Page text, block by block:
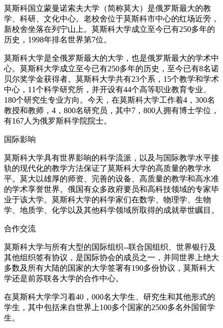
莫斯科国立蒙曼诺索夫大学（简称莫大）是俄罗斯最大的教
学、科研、文化中心。老校舍位于莫斯科市中心的红场近旁，
新校舍坐落在列宁山上。莫斯科大学成立至今已有250多年的
历史，1998年排名世界第7位。
莫斯科大学是全俄罗斯最大的大学，也是俄罗斯最大的学术中
心。莫斯科大学成立至今已有250多年的历史，至今已有8名诺
贝尔奖学金获得者。莫斯科大学共有23个系，15个教学和学术
中心，11个科学研究所，并开设有44个高等职业教育专业、
180个研究生专业方向。今天，在莫斯科大学工作着4，300名
教授和教师，4，800名研究员，其中7，800人拥有博士学位，
有167人为俄罗斯科学院院士。
国际影响
莫斯科大学具有世界影响的科学流派，以及与国际教学水平接
轨的现代化的教学方法保证了莫斯科大学的高质量的教学水
平。莫大以雄厚的师资、完善的设备、高质量的教学和高水准
的学术享誉世界。俄国有众多政府要员和高科技领域的专家毕
业于该大学。莫斯科大学的科学家们在数学、物理学、生物
学、地质学、化学以及其他科学领域所取得的成就举世瞩目。
合作交流
莫斯科大学与所有大型的国际组织--联合国组织、世界银行及
其他组织签有协议，是国际协会的成员之一，并同世界上绝大
多数及所有大陆的国家的大学签署有190多份协议，莫斯科大
学还是前苏联各大学的合作中心。
在莫斯科大学学习着40，000名大学生、研究生和其他形式的
学生，其中包括来自世界上100多个国家的2500多名外国留学
生。